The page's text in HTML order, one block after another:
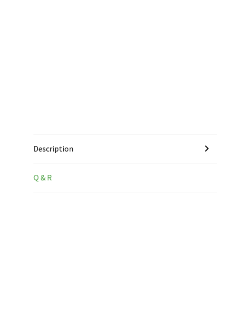
Description
Q & R